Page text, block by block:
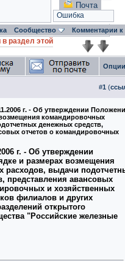
Почта
Ошибка
Сообщество Комментарии
в раздел этой
#1 (
г. - Об утверждении
командировочных
денежных средств,
отчетов о командировочных
г. - Об утверждении
и размерах возмещения
расходов, выдачи
представления авансовых
и хозяйственных
филиалов и других
открытого
"Российские железные